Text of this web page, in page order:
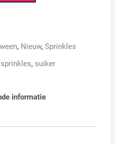
, Nieuw, Sprinkles
sprinkles, suiker
informatie